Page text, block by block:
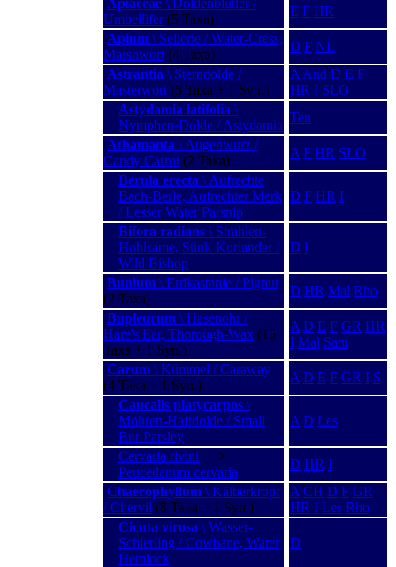
Apiaceae \ Doldenblütler /
Umbellifer(5 Taxa)
E F HR
Apium \ Sellerie / Water-Cress,
Marshwort (4 Taxa)
D F NL
Astrantia \ Sterndolde /
Masterwort (5 Taxa + 1 Syn.)
A And D E F
HR I SLO
Astydamia latifolia \
Nymphen-Dolde / Astydamia
Ten
Athamanta \ Augenwurz /
Candy Carrot (2 Taxa)
A F HR SLO
Berula erecta \ Aufrechte
Bach-Berle, Aufrechter Merk
/ Lesser Water Parsnip
D F HR I
Bifora radians \ Strahlen-
Hohlsame, Stink-Koriander /
Wild Bishop
D I
Bunium \ Erdkastanie / Pignut
(2 Taxa)
D HR Mal Rho
Bupleurum \ Hasenohr /
Hare's Ear, Thorough-Wax (15
Taxa + 1 Syn.)
A D E F GR HR
I Mal Sam
Carum \ Kümmel / Caraway
(4 Taxa + 1 Syn.)
A D E F GR I S
Caucalis platycarpos \
Möhren-Haftdolde / Small
Bur Parsley
A D Les
Cervaria rivini −−>
Peucedanum cervaria
D HR I
Chaerophyllum \ Kälberkropf
/ Chervil (8 Taxa + 1 Syn.)
A CH D F GR
HR I Les Rho
Cicuta virosa \ Wasser-
Schierling / Cowbane, Water
Hemlock
D